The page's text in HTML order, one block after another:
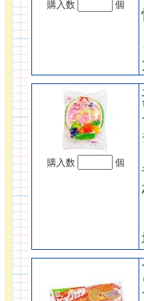
購入数 個
購入数 個